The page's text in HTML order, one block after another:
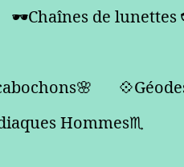
🕶️Chaînes de lunettes
Hommes♏️